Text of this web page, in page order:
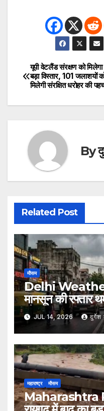
Post
navigation
यूपी वेटलैंड संरक्षण को मिलेगा
बड़ा विस्तार, 101 जलाशयों
मिलेगी संरक्षित धरोहर की
By
Related Post
मौसम
Delhi Weather
मानसून की रफ्तार
परेशान
JUL 14, 2026 दुर्गेश
महाराष्ट्र मौसम
Maharashtra